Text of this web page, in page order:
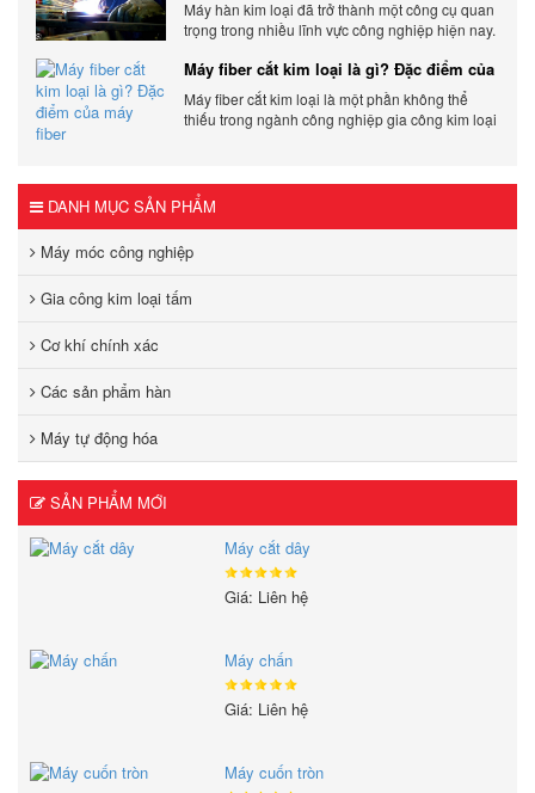
Máy hàn kim loại đã trở thành một công cụ quan
trọng trong nhiều lĩnh vực công nghiệp hiện nay.
Máy fiber cắt kim loại là gì? Đặc điểm của
máy fiber
Máy fiber cắt kim loại là một phần không thể
thiếu trong ngành công nghiệp gia công kim loại
DANH MỤC SẢN PHẨM
Máy móc công nghiệp
Gia công kim loại tấm
Cơ khí chính xác
Các sản phẩm hàn
Máy tự động hóa
SẢN PHẨM MỚI
Máy cắt dây
Giá: Liên hệ
Máy chấn
Giá: Liên hệ
Máy cuốn tròn